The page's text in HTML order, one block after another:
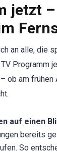
jetzt
an alle, die
Programm
ob am frühen
auf einen
bereits
So